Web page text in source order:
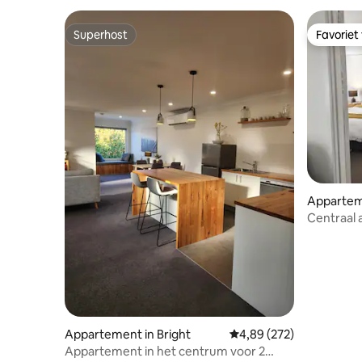
Superhost
Superhost
Appartement in Bright Gemiddelde
4,89 (272)
Appartement in het centrum voor 2
Centraal